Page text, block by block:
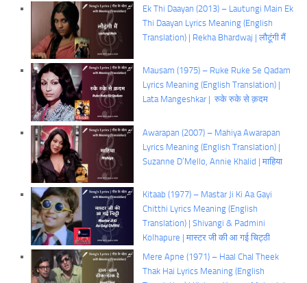
Ek Thi Daayan (2013) – Lautungi Main Ek
Thi Daayan Lyrics Meaning (English
Translation) | Rekha Bhardwaj | लौटूंगी मैं
Mausam (1975) – Ruke Ruke Se Qadam
Lyrics Meaning (English Translation) |
Lata Mangeshkar | रुके रुके से क़दम
Awarapan (2007) – Mahiya Awarapan
Lyrics Meaning (English Translation) |
Suzanne D’Mello, Annie Khalid | माहिया
Kitaab (1977) – Mastar Ji Ki Aa Gayi
Chitthi Lyrics Meaning (English
Translation) | Shivangi & Padmini
Kolhapure | मास्टर जी की आ गई चिट्ठी
Mere Apne (1971) – Haal Chal Theek
Thak Hai Lyrics Meaning (English